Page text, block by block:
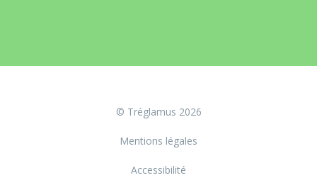
© Tréglamus 2026
Mentions légales
Accessibilité